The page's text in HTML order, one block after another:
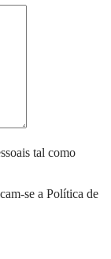
tal como
se a Política de